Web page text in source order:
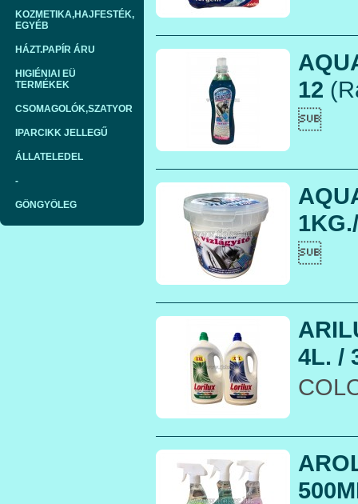
KOZMETIKA,HAJFESTÉK,
EGYÉB
HÁZT.PAPÍR ÁRU
HIGIÉNIAI EÜ
TERMÉKEK
CSOMAGOLÓK,SZATYOR
IPARCIKK JELLEGŰ
ÁLLATELEDEL
-
GÖNGYÖLEG
12


4L. /